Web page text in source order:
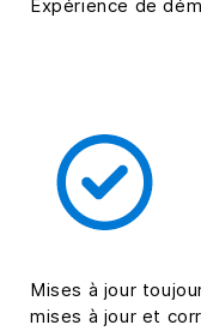
Expérience de
Mises à jour
mises à jour et